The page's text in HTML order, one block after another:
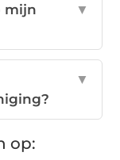
mijn
▼
▼
op: